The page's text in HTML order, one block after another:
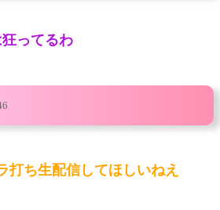
ってるわ
打ち生配信してほしいねえ